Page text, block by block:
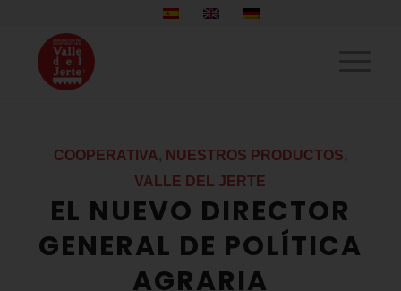
COOPERATIVA NUESTROS PRODUCTOS
VALLE DEL JERTE
EL NUEVO DIRECTOR
GENERAL DE POLÍTICA
AGRARIA